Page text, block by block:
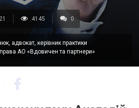
4145 0
адвокат, керівник практики
АО «Вдовичен та партнери»